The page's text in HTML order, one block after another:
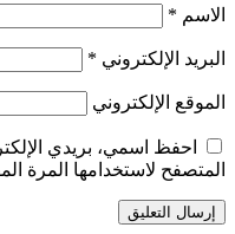
الاسم *
البريد الإلكتروني *
الموقع الإلكتروني
احفظ اسمي، بريدي
المتصفح لاستخدامها المرة